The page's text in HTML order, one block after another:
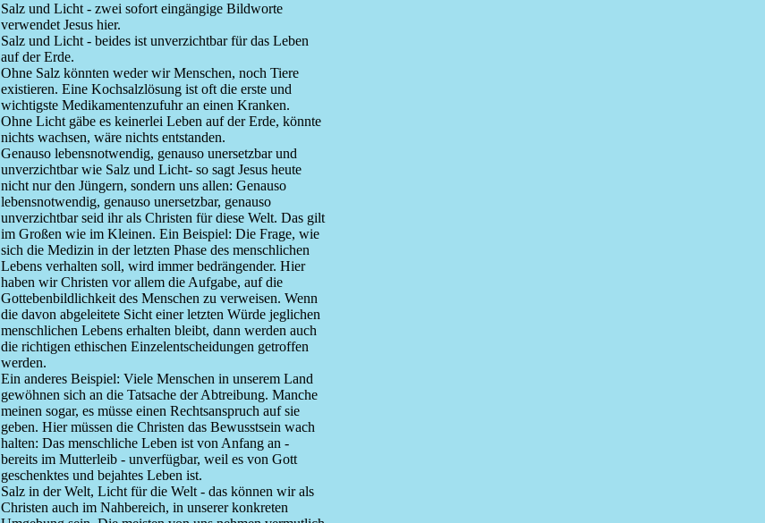
Salz und Licht - zwei sofort eingängige Bildworte
verwendet Jesus hier.
Salz und Licht - beides ist unverzichtbar für das Leben
auf der Erde.
Ohne Salz könnten weder wir Menschen, noch Tiere
existieren. Eine Kochsalzlösung ist oft die erste und
wichtigste Medikamentenzufuhr an einen Kranken.
Ohne Licht gäbe es keinerlei Leben auf der Erde, könnte
nichts wachsen, wäre nichts entstanden.
Genauso lebensnotwendig, genauso unersetzbar und
unverzichtbar wie Salz und Licht- so sagt Jesus heute
nicht nur den Jüngern, sondern uns allen: Genauso
lebensnotwendig, genauso unersetzbar, genauso
unverzichtbar seid ihr als Christen für diese Welt. Das gilt
im Großen wie im Kleinen. Ein Beispiel: Die Frage, wie
sich die Medizin in der letzten Phase des menschlichen
Lebens verhalten soll, wird immer bedrängender. Hier
haben wir Christen vor allem die Aufgabe, auf die
Gottebenbildlichkeit des Menschen zu verweisen. Wenn
die davon abgeleitete Sicht einer letzten Würde jeglichen
menschlichen Lebens erhalten bleibt, dann werden auch
die richtigen ethischen Einzelentscheidungen getroffen
werden.
Ein anderes Beispiel: Viele Menschen in unserem Land
gewöhnen sich an die Tatsache der Abtreibung. Manche
meinen sogar, es müsse einen Rechtsanspruch auf sie
geben. Hier müssen die Christen das Bewusstsein wach
halten: Das menschliche Leben ist von Anfang an -
bereits im Mutterleib - unverfügbar, weil es von Gott
geschenktes und bejahtes Leben ist.
Salz in der Welt, Licht für die Welt - das können wir als
Christen auch im Nahbereich, in unserer konkreten